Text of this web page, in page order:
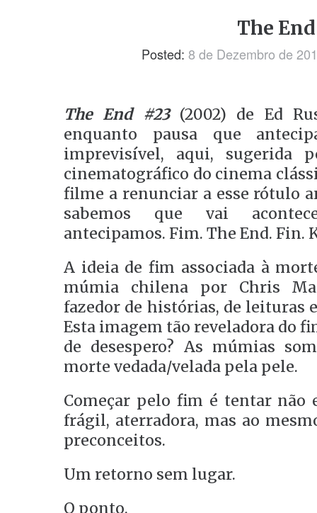
The End
Posted: 8 de Dezembro de
The End #23 (2002) de Ed
enquanto pausa que
imprevisível, aqui, sugerida
cinematográfico do cinema
filme a renunciar a esse rótulo
sabemos que vai
antecipamos. Fim. The End. Fin.
A ideia de fim associada à
múmia chilena por Chris
fazedor de histórias, de leituras
Esta imagem tão reveladora do
de desespero? As múmias
morte vedada/velada pela pele.
Começar pelo fim é tentar não
frágil, aterradora, mas ao
preconceitos.
Um retorno sem lugar.
O ponto.